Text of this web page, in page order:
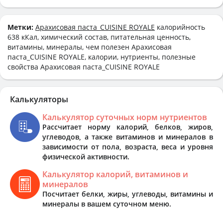
Метки: Арахисовая паста_CUISINE ROYALE калорийность
638 кКал, химический состав, питательная ценность,
витамины, минералы, чем полезен Арахисовая
паста_CUISINE ROYALE, калории, нутриенты, полезные
свойства Арахисовая паста_CUISINE ROYALE
Калькуляторы
Калькулятор суточных норм нутриентов
Рассчитает норму калорий, белков, жиров,
углеводов, а также витаминов и минералов в
зависимости от пола, возраста, веса и уровня
физической активности.
Калькулятор калорий, витаминов и
минералов
Посчитает белки, жиры, углеводы, витамины и
минералы в вашем суточном меню.